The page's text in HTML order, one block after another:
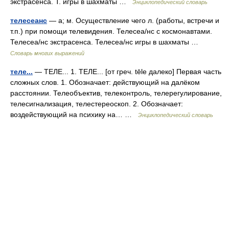
Энциклопедический словарь
телесеанс — а; м. Осуществление чего л. (работы, встречи и
т.п.) при помощи телевидения. Телесеа/нс с космонавтами.
Телесеа/нс экстрасенса. Телесеа/нс игры в шахматы …
Словарь многих выражений
теле... — ТЕЛЕ... 1. ТЕЛЕ... [от греч. tēle далеко] Первая часть
сложных слов. 1. Обозначает: действующий на далёком
расстоянии. Телеобъектив, телеконтроль, телерегулирование,
телесигнализация, телестереоскоп. 2. Обозначает:
воздействующий на психику на… …
Энциклопедический словарь